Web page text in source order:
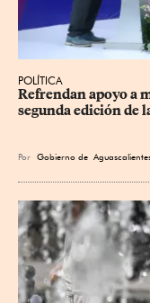
POLÍTICA
Refrendan apoyo a
segunda edición de
Por Gobierno de